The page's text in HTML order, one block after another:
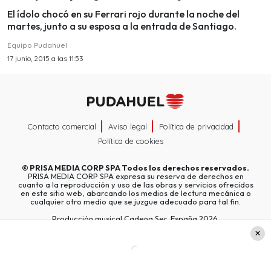
El ídolo chocó en su Ferrari rojo durante la noche del
martes, junto a su esposa a la entrada de Santiago.
Equipo Pudahuel
17 junio, 2015 a las 11:53
Contacto comercial Aviso legal
Política de privacidad
Política de cookies
© PRISA MEDIA CORP SPATodos los derechos reservados.
PRISA MEDIA CORP SPA expresa su reserva de derechos en
cuanto a la reproducción y uso de las obras y servicios ofrecidos
en este sitio web, abarcando los medios de lectura mecánica o
cualquier otro medio que se juzgue adecuado para tal fin.
Producción musical Cadena Ser, España 2026.